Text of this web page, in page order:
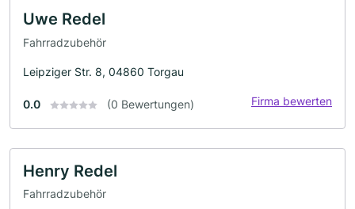
Uwe Redel
Fahrradzubehör
Leipziger Str. 8, 04860 Torgau
0.0 (0 Bewertungen) Firma bewerten
Henry Redel
Fahrradzubehör